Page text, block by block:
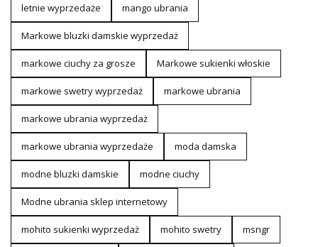
letnie wyprzedaże mango ubrania
Markowe bluzki damskie wyprzedaż
markowe ciuchy za grosze Markowe sukienki włoskie
markowe swetry wyprzedaż markowe ubrania
markowe ubrania wyprzedaż
markowe ubrania wyprzedaże moda damska
modne bluzki damskie modne ciuchy
Modne ubrania sklep internetowy
mohito sukienki wyprzedaż mohito swetry msngr